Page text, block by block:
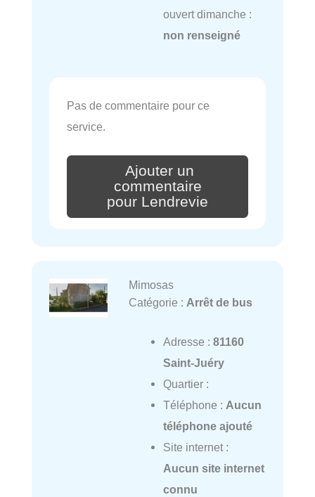
ouvert dimanche :
non renseigné
Pas de commentaire pour ce
service.
Ajouter un
commentaire
pour Lendrevie
Mimosas
Catégorie : Arrêt de bus
Adresse : 81160
Saint-Juéry
Quartier :
Téléphone : Aucun
téléphone ajouté
Site internet :
Aucun site internet
connu